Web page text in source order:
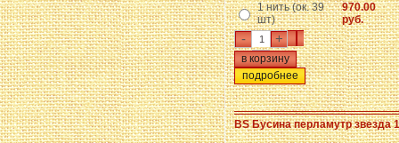
1 нить (ок. 39
шт)
970.00
руб.
- +
подробнее
BS Бусина перламутр звезда